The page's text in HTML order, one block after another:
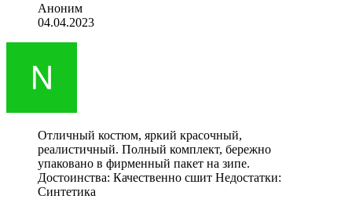
Аноним
04.04.2023
Отличный костюм, яркий красочный,
реалистичный. Полный комплект, бережно
упаковано в фирменный пакет на зипе.
Достоинства: Качественно сшит Недостатки:
Синтетика